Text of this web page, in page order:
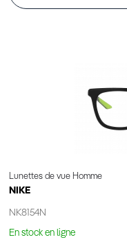
Lunettes de vue Homme
NIKE
NK8154N
En stock en ligne